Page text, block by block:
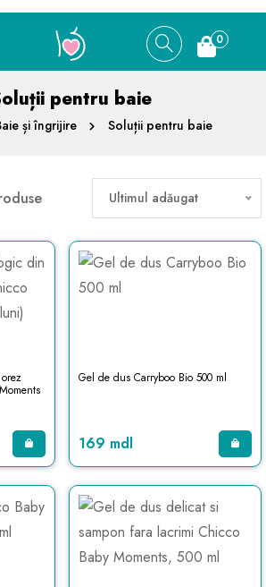
0
pentru baie
și îngrijire Soluții pentru baie
Ultimul adăugat
Gel de dus Carryboo Bio 500 ml
169 mdl